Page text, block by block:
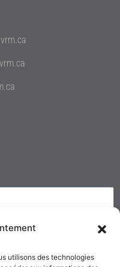
utilisons des technologies